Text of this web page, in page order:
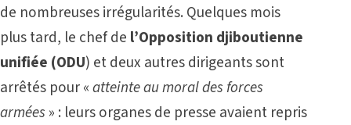
de nombreuses irrégularités. Quelques mois
plus tard, le chef de l’Opposition djiboutienne
unifiée (ODU) et deux autres dirigeants sont
arrêtés pour «atteinte au moral des forces
armées » : leurs organes de presse avaient repris